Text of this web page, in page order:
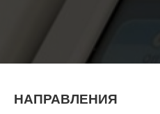
НАПРАВЛЕНИЯ